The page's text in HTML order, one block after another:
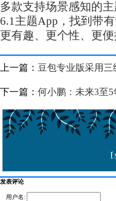
多款支持场景感知的
6.1主题App，找到带
更有趣、更个性、更
上一篇： 豆包专业版采用
下一篇： 何小鹏：未来3至
发表评论
用户名: